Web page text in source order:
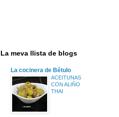
La meva llista de blogs
La cocinera de Bétulo
ACEITUNAS
CON ALIÑO
THAI